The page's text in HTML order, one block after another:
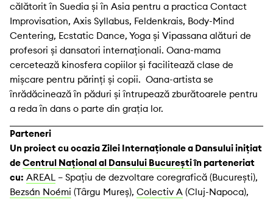
călătorit în Suedia și în Asia pentru a practica Contact
Improvisation, Axis Syllabus, Feldenkrais, Body-Mind
Centering, Ecstatic Dance, Yoga și Vipassana alături de
profesori și dansatori internaționali. Oana-mama
cercetează kinosfera copiilor și facilitează clase de
mișcare pentru părinți și copii. Oana-artista se
înrădăcinează în păduri și întrupează zburătoarele pentru
a reda în dans o parte din grația lor.
Parteneri
Un proiect cu ocazia Zilei Internaționale a Dansului inițiat
deCentrul Național al Dansului Bucureștiîn parteneriat
cu: AREAL – Spațiu de dezvoltare coregrafică (București),
Bezsán Noémi (Târgu Mureș), Colectiv A (Cluj-Napoca),